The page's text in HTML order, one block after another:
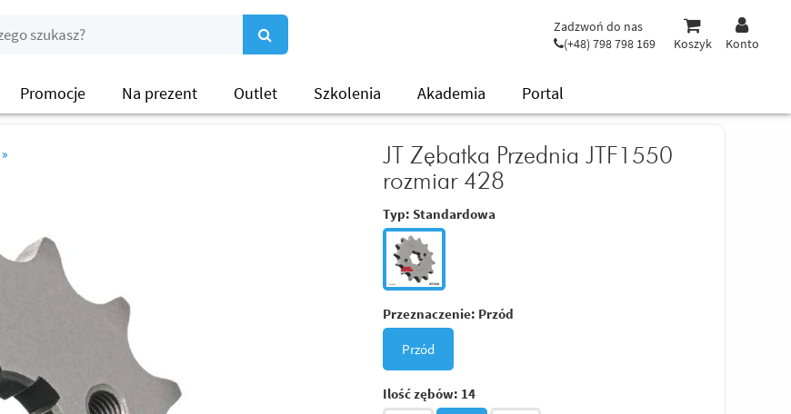
Zadzwoń do nas
(+48) 798 798 169
Koszyk Konto
Promocje Na prezent Outlet Szkolenia Akademia Portal
»
JT Zębatka Przednia JTF1550
rozmiar 428
Typ: Standardowa
Przeznaczenie: Przód
Przód
Ilość zębów: 14